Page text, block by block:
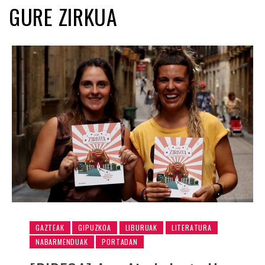
GURE ZIRKUA
GAZTEAK GIPUZKOA LIBURUAK
LITERATURA
NABARMENDUAK
PORTADAN